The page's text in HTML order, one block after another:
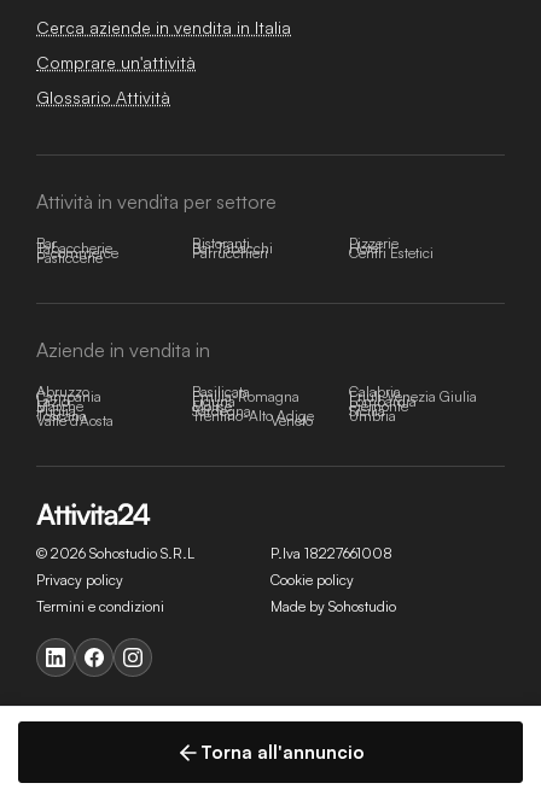
Torna all'annuncio
Cerca aziende in vendita in Italia
Comprare un'attività
Glossario Attività
Attività in vendita per settore
Bar Ristoranti Pizzerie
Tabaccherie Bar Tabacchi Hotel
E-commerce Parrucchieri Centri Estetici
Pasticcerie
Aziende in vendita in
Abruzzo Basilicata Calabria
Campania Emilia-Romagna Friuli-Venezia Giulia
Lazio Liguria Lombardia
Marche Molise Piemonte
Puglia Sardegna Sicilia
Toscana Trentino-Alto Adige Umbria
Valle d'Aosta Veneto
© 2026 Sohostudio S.R.L
P.Iva 18227661008
Privacy policy
Cookie policy
Termini e condizioni
Made by Sohostudio